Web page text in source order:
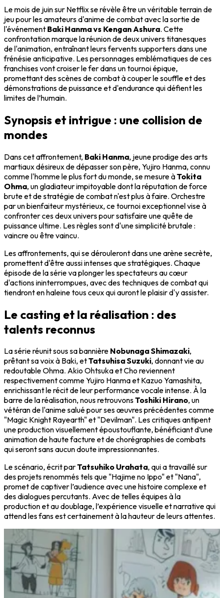
Le mois de juin sur Netflix se révèle être un véritable terrain de
jeu pour les amateurs d'anime de combat avec la sortie de
l'événement Baki Hanma vs Kengan Ashura. Cette
confrontation marque la réunion de deux univers titanesques
de l'animation, entraînant leurs fervents supporters dans une
frénésie anticipative. Les personnages emblématiques de ces
franchises vont croiser le fer dans un tournoi épique,
promettant des scènes de combat à couper le souffle et des
démonstrations de puissance et d'endurance qui défient les
limites de l’humain.
Synopsis et intrigue : une collision de
mondes
Dans cet affrontement, Baki Hanma, jeune prodige des arts
martiaux désireux de dépasser son père, Yujiro Hanma, connu
comme l'homme le plus fort du monde, se mesure àTokita
Ohma, un gladiateur impitoyable dont la réputation de force
brute et de stratégie de combat n'est plus à faire. Orchestre
par un bienfaiteur mystérieux, ce tournoi exceptionnel vise à
confronter ces deux univers pour satisfaire une quête de
puissance ultime. Les règles sont d'une simplicité brutale :
vaincre ou être vaincu.
Les affrontements, qui se dérouleront dans une arène secrète,
promettent d'être aussi intenses que stratégiques. Chaque
épisode de la série va plonger les spectateurs au cœur
d'actions ininterrompues, avec des techniques de combat qui
tiendront en haleine tous ceux qui auront le plaisir d'y assister.
Le casting et la réalisation : des
talents reconnus
La série réunit sous sa bannière Nobunaga Shimazaki,
prêtant sa voix à Baki, etTatsuhisa Suzuki, donnant vie au
redoutable Ohma. Akio Ohtsuka et Cho reviennent
respectivement comme Yujiro Hanma et Kazuo Yamashita,
enrichissant le récit de leur performance vocale intense. À la
barre de la réalisation, nous retrouvonsToshiki Hirano, un
vétéran de l'anime salué pour ses œuvres précédentes comme
"Magic Knight Rayearth" et "Devilman". Les critiques antipent
une production visuellement époustouflante, bénéficiant d’une
animation de haute facture et de chorégraphies de combats
qui seront sans aucun doute impressionnantes.
Le scénario, écrit parTatsuhiko Urahata, qui a travaillé sur
des projets renommés tels que "Hajime no Ippo" et "Nana",
promet de captiver l’audience avec une histoire complexe et
des dialogues percutants. Avec de telles équipes à la
production et au doublage, l’expérience visuelle et narrative qui
attend les fans est certainement à la hauteur de leurs attentes.